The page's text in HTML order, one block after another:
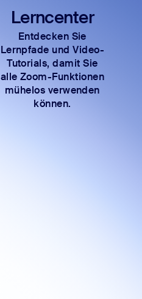
Lerncenter
Entdecken Sie
Lernpfade und Video-
Tutorials, damit Sie
alle Zoom-Funktionen
mühelos verwenden
können.